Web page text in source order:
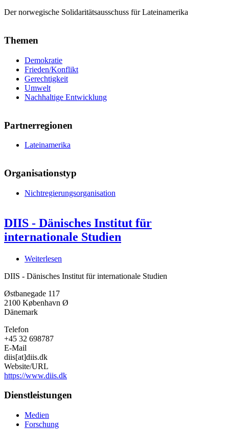
Der norwegische Solidaritätsausschuss für Lateinamerika
Themen
Demokratie
Frieden/Konflikt
Gerechtigkeit
Umwelt
Nachhaltige Entwicklung
Partnerregionen
Lateinamerika
Organisationstyp
Nichtregierungsorganisation
DIIS - Dänisches Institut für
internationale Studien
Weiterlesen
-
für
DIIS - Dänisches Institut für internationale Studien
Østbanegade 117
2100 København Ø
Dänemark
Telefon
+45 32 698787
E-Mail
diis[at]diis.dk
Website/URL
https://www.diis.dk
Dienstleistungen
Medien
Forschung